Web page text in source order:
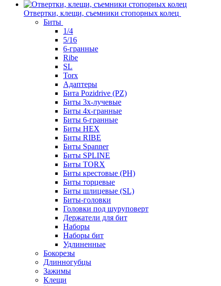
Отвертки, клещи, съемники стопорных колец
Биты
1/4
5/16
6-гранные
Ribe
SL
Torx
Адаптеры
Бита Pozidrive (PZ)
Биты 3х-лучевые
Биты 4х-гранные
Биты 6-гранные
Биты HEX
Биты RIBE
Биты Spanner
Биты SPLINE
Биты TORX
Биты крестовые (PH)
Биты торцевые
Биты шлицевые (SL)
Биты-головки
Головки под шуруповерт
Держатели для бит
Наборы
Наборы бит
Удлиненные
Бокорезы
Длинногубцы
Зажимы
Клещи